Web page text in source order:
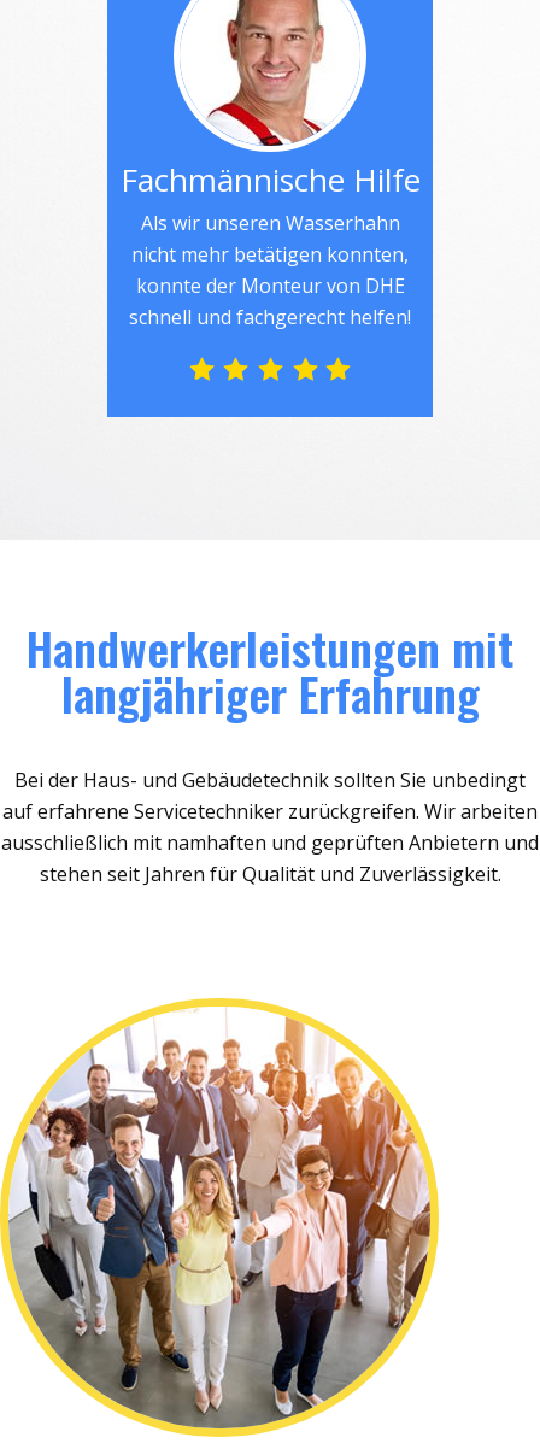
Fachmännische Hilfe
Als wir unseren Wasserhahn
nicht mehr betätigen konnten,
konnte der Monteur von DHE
schnell und fachgerecht helfen!
Handwerkerleistungen mit
langjähriger Erfahrung
Bei der Haus- und Gebäudetechnik sollten Sie unbedingt
auf erfahrene Servicetechniker zurückgreifen. Wir arbeiten
ausschließlich mit namhaften und geprüften Anbietern und
stehen seit Jahren für Qualität und Zuverlässigkeit.